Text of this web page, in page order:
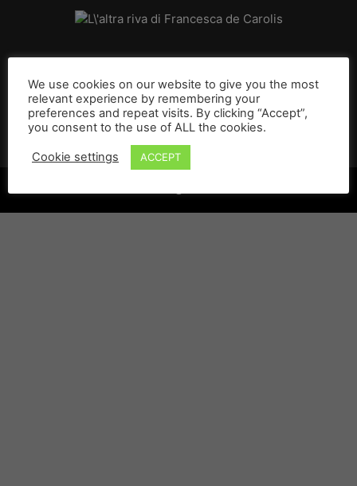
SEGUICI
We use cookies on our website to give you the most
relevant experience by remembering your
preferences and repeat visits. By clicking “Accept”,
you consent to the use of ALL the cookies.
Cookie settings ACCEPT